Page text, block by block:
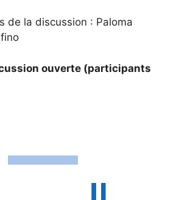
de la discussion : Paloma
ouverte (participants